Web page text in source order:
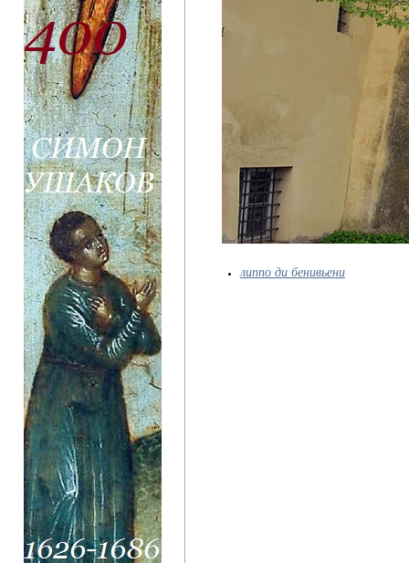
липпо ди бенивьени